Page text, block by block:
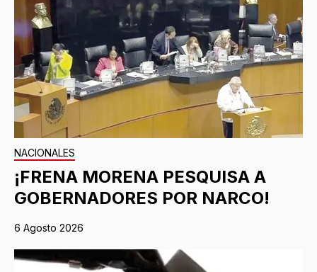
NACIONALES
¡FRENA MORENA PESQUISA A
GOBERNADORES POR NARCO!
6 Agosto 2026